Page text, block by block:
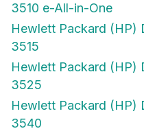
3510 e-All-in-One
Hewlett Packard (HP)
3515
Hewlett Packard (HP)
3525
Hewlett Packard (HP)
3540